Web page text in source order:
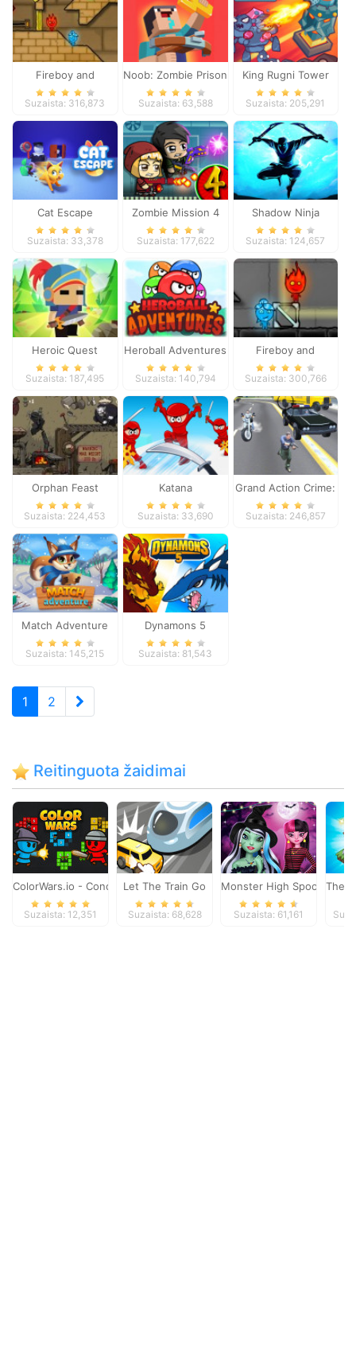
Fireboy and
Watergirl 2
Suzaista: 316,873
Noob: Zombie Prison
Escape
Suzaista: 63,588
King Rugni Tower
Defense
Suzaista: 205,291
Cat Escape
Suzaista: 33,378
Zombie Mission 4
Suzaista: 177,622
Shadow Ninja
Revenge
Suzaista: 124,657
Heroic Quest
Suzaista: 187,495
Heroball Adventures
Suzaista: 140,794
Fireboy and
Watergirl 4
Suzaista: 300,766
Orphan Feast
Suzaista: 224,453
Katana
Suzaista: 33,690
Grand Action Crime:
New York Car Gang
Suzaista: 246,857
Match Adventure
Suzaista: 145,215
Dynamons 5
Suzaista: 81,543
1 2
Reitinguota žaidimai
ColorWars.io - Conquest Game
Suzaista: 12,351
Let The Train Go
Suzaista: 68,628
Monster High Spooky
Suzaista: 61,161
The